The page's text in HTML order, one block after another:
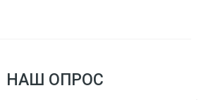
НАШ ОПРОС